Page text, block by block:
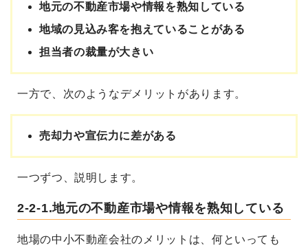
地元の不動産市場や情報を熟知している
地域の見込み客を抱えていることがある
担当者の裁量が大きい
一方で、次のようなデメリットがあります。
売却力や宣伝力に差がある
一つずつ、説明します。
2-2-1.地元の不動産市場や情報を熟知している
地場の中小不動産会社のメリットは、何といっても